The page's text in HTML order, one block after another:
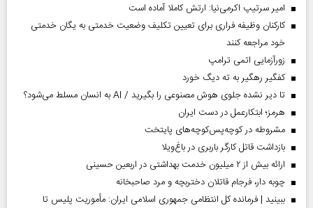
امیر سرتیپ اکرمی‌نیا: ارتش کاملا آماده است
کارکنان وظیفه فراری برای تعیین تکلیف وضعیت خدمتی به یگان خدمتی
خود مراجعه کنند
زورآزمایی اتمی ترامپ
کفگیر رهگیر به ته دیگ خورد
تا دیر نشده جلوی هوش مصنوعی را بگیرید / AI به انسان مسلط می‌شود؟
هرمز؛ ابتکارعمل در دست ایران
مشروطه در کوچه‌پس‌کوچه‌های پایتخت
بازداشت قاتل کارگر باربری در باغ‌ویلا
ارائه بیش از ۲ میلیون خدمت بهداشتی در اربعین حسینی
چوبه دار، فرجام قاتلان دختربچه و مرد صاحبخانه
ببینید | فرمانده کل انتظامی جمهوری اسلامی ایران­: مأموریت پلیس تا